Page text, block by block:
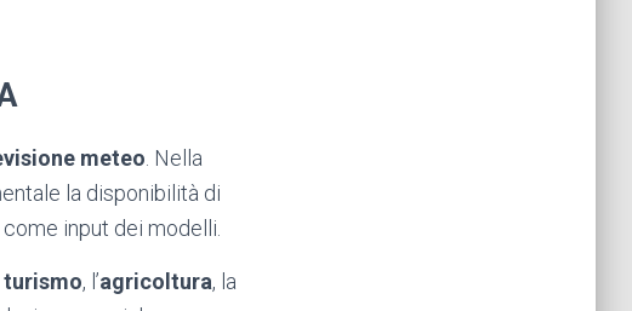
meteo . Nella
la disponibilità di
input dei modelli.
turismo, l’agricoltura, la